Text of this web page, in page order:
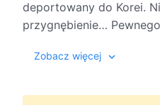
deportowany do Korei.
przygnębienie…
Wszechmogącego,
wiodącą do królestwa
Zobacz więcej